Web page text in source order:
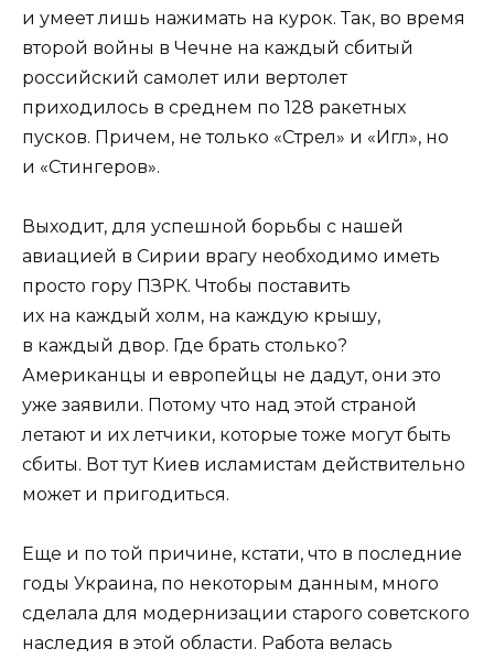
и умеет лишь нажимать на курок. Так, во время
второй войны в Чечне на каждый сбитый
российский самолет или вертолет
приходилось в среднем по 128 ракетных
пусков. Причем, не только «Стрел» и «Игл», но
и «Стингеров».
Выходит, для успешной борьбы с нашей
авиацией в Сирии врагу необходимо иметь
просто гору ПЗРК. Чтобы поставить
их на каждый холм, на каждую крышу,
в каждый двор. Где брать столько?
Американцы и европейцы не дадут, они это
уже заявили. Потому что над этой страной
летают и их летчики, которые тоже могут быть
сбиты. Вот тут Киев исламистам действительно
может и пригодиться.
Еще и по той причине, кстати, что в последние
годы Украина, по некоторым данным, много
сделала для модернизации старого советского
наследия в этой области. Работа велась